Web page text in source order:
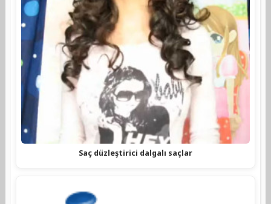
Saç düzleştirici dalgalı saçlar